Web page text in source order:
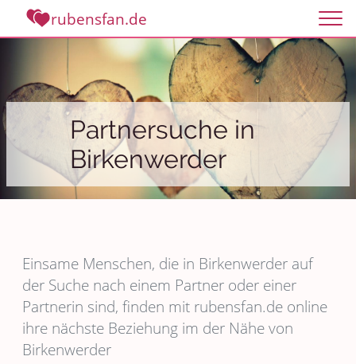
rubensfan.de
Partnersuche in
Birkenwerder
Einsame Menschen, die in Birkenwerder auf
der Suche nach einem Partner oder einer
Partnerin sind, finden mit rubensfan.de online
ihre nächste Beziehung im der Nähe von
Birkenwerder